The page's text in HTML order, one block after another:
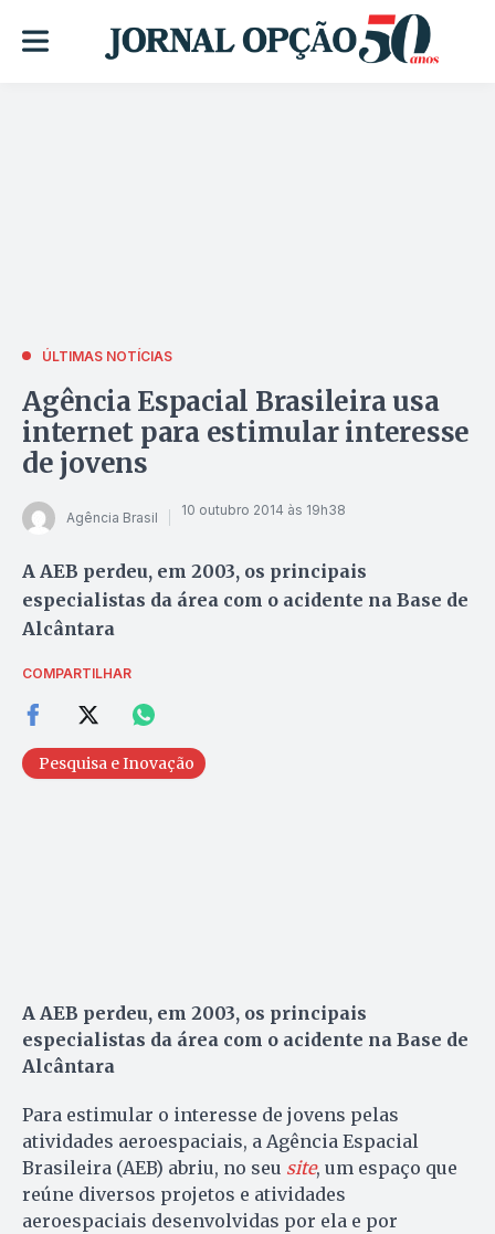
ÚLTIMAS NOTÍCIAS
Agência Espacial Brasileira usa
internet para estimular interesse
de jovens
Agência Brasil 10 outubro 2014 às 19h38
A AEB perdeu, em 2003, os principais
especialistas da área com o acidente na Base de
Alcântara
COMPARTILHAR
Pesquisa e Inovação
A AEB perdeu, em 2003, os principais
especialistas da área com o acidente na Base de
Alcântara
Para estimular o interesse de jovens pelas
atividades aeroespaciais, a Agência Espacial
Brasileira (AEB) abriu, no seu site, um espaço que
reúne diversos projetos e atividades
aeroespaciais desenvolvidas por ela e por